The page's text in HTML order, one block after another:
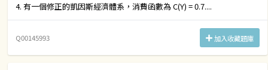
4. 有一個修正的凱因斯經濟體系，消費函數為 C(Y) = 0.7....
Q00145993 加入收藏題庫